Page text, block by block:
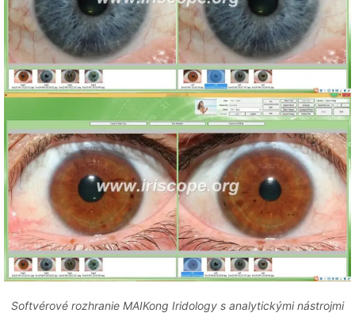
Softvérové ​​rozhranie MAIKong Iridology s analytickými nástrojmi